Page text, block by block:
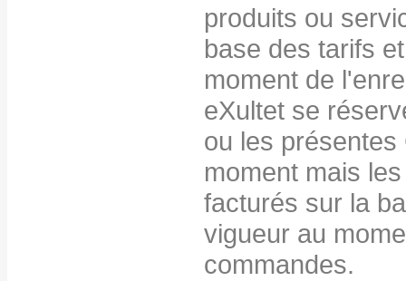
produits ou
base des tarifs
moment de
eXultet se
ou les
moment mais
facturés sur la
vigueur au
commandes.